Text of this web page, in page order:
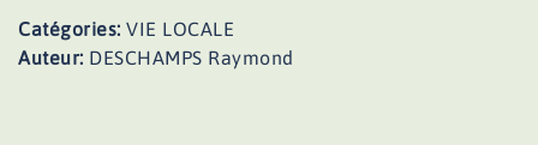
Catégories: VIE LOCALE
Auteur: DESCHAMPS Raymond